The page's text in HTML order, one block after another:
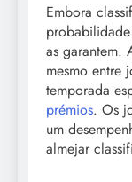
Embora
as garantem.
mesmo entre
temporada
prémios. Os
um
almejar